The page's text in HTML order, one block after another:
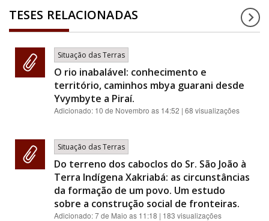
TESES RELACIONADAS
Situação das Terras
O rio inabalável: conhecimento e
território, caminhos mbya guarani desde
Yvymbyte a Piraí.
Adicionado: 10 de Novembro as 14:52 | 68 visualizações
Situação das Terras
Do terreno dos caboclos do Sr. São João à
Terra Indígena Xakriabá: as circunstâncias
da formação de um povo. Um estudo
sobre a construção social de fronteiras.
Adicionado:7 de Maio as 11:18 | 183 visualizações